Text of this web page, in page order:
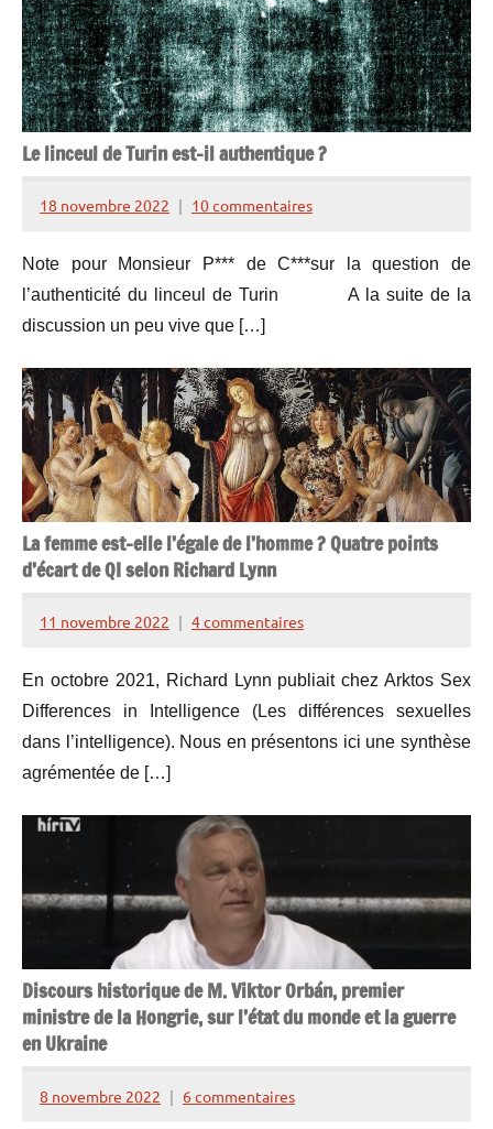
Le linceul de Turin est-il authentique ?
18 novembre 2022
Henry
Lesquen
10 commentaires
Note pour Monsieur P*** de C***sur la question de
l’authenticité du linceul de Turin A la suite de la
discussion un peu vive que […]
La femme est-elle l’égale de l’homme ? Quatre points
d’écart de QI selon Richard Lynn
11 novembre 2022
Henry
Lesquen
4 commentaires
En octobre 2021, Richard Lynn publiait chez Arktos Sex
Differences in Intelligence (Les différences sexuelles
dans l’intelligence). Nous en présentons ici une synthèse
agrémentée de […]
Discours historique de M. Viktor Orbán, premier
ministre de la Hongrie, sur l’état du monde et la guerre
en Ukraine
8 novembre 2022
Henry
6 commentaires